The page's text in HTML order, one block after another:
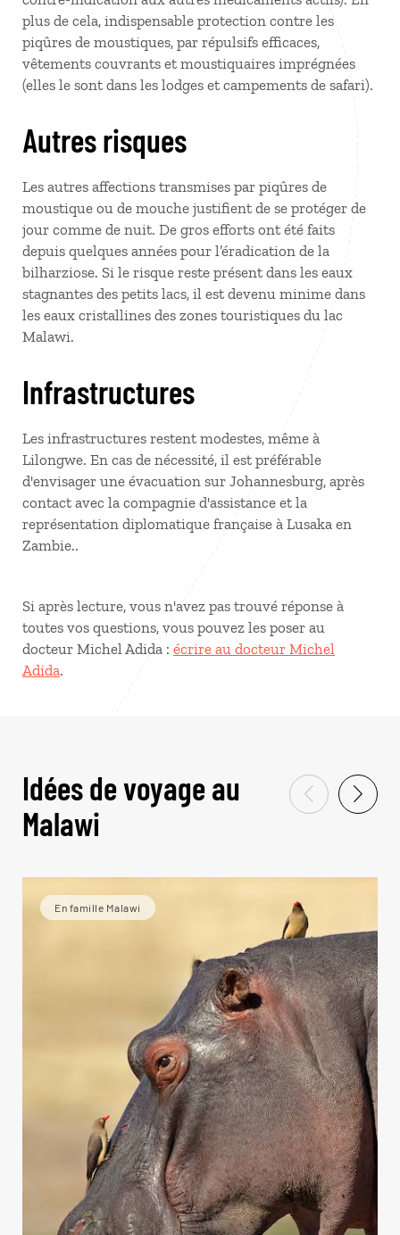
plus de cela, indispensable protection contre les
piqûres de moustiques, par répulsifs efficaces,
vêtements couvrants et moustiquaires imprégnées
(elles le sont dans les lodges et campements de safari).
Autres risques
Les autres affections transmises par piqûres de
moustique ou de mouche justifient de se protéger de
jour comme de nuit. De gros efforts ont été faits
depuis quelques années pour l’éradication de la
bilharziose. Si le risque reste présent dans les eaux
stagnantes des petits lacs, il est devenu minime dans
les eaux cristallines des zones touristiques du lac
Malawi.
Infrastructures
Les infrastructures restent modestes, même à
Lilongwe. En cas de nécessité, il est préférable
d'envisager une évacuation sur Johannesburg, après
contact avec la compagnie d'assistance et la
représentation diplomatique française à Lusaka en
Zambie..
Si après lecture, vous n'avez pas trouvé réponse à
toutes vos questions, vous pouvez les poser au
docteur Michel Adida : écrire au docteur Michel
Adida.
Idées de voyage au
Malawi
En famille Malawi